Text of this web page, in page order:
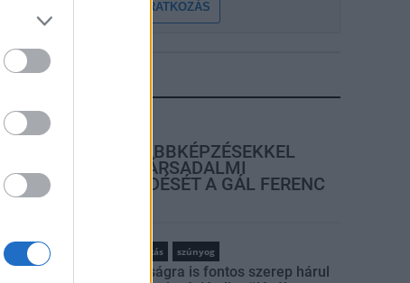
FELIRATKOZÁS
Országos hírek
SZAKIRÁNYÚ TOVÁBBKÉPZÉSEKKEL
SEGÍTI IDÉN IS A TÁRSADALMI
KIHÍVÁSOK LEKÜZDÉSÉT A GÁL FERENC
EGYETEM
Országos hírek szúnyogirtás szúnyog
A lakosságra is fontos szerep hárul